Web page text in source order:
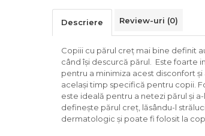
Descriere Review-uri (0)
Copiii cu părul creț mai bine definit
când își descurcă părul. Este foarte
pentru a minimiza acest disconfort
același timp specifică pentru copii.
este ideală pentru a netezi părul și
definește părul creț, lăsându-l
dermatologic și poate fi folosit la